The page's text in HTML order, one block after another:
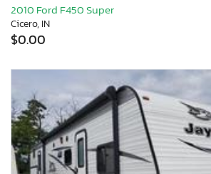
2010 Ford F450 Super
Cicero, IN
$0.00